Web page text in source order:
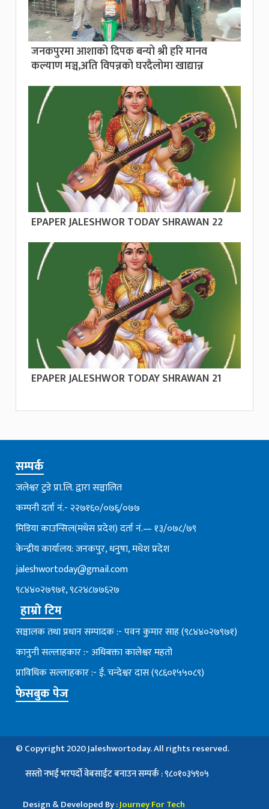
जनकपुरमा आशाको दिपक बन्यो श्री हरि मानव
कल्याण मञ्च,अति विपन्नको घरदैलोमा खाद्यान्न
EPAPER JALESHWOR TODAY SHRAWAN 22
EPAPER JALESHWOR TODAY SHRAWAN 21
सम्पर्क
जलेश्वर टुडे प्रा.लि. द्वारा सञ्चालित
कम्पनी दर्ता नं.- २२७१६०/०७६्/०७७
मिडिया काउन्सिल(मधेस प्रदेश) दर्ता नं.— १३/०७८/७९
केन्द्रीय कार्यालय: जनकपुर, धनुषा, मधेश प्रदेश
jaleshwortoday@gmail.com
९८४४०२७९७१, ९८२४८७७६२७
हाम्रो टिम
सञ्चालक तथा प्रधान सम्पादक :- पवन कुमार साह (९८४४०२७९७१)
कानुनी सल्लाहकार :- अधिबक्ता कालेश्वर महतो
प्राविधिक सल्लाहकार :- ई. चन्देश्वर दास (९८६०१५५०८९)
फेसबुक पेज
© Copyright 2020 Jaleshwortoday. All rights reserved.
सस्तो नभई भरपर्दाे वेबसाईट बनाउन सम्पर्क : ९८०१०३५९०५
Design & Developed By :Journey For Tech